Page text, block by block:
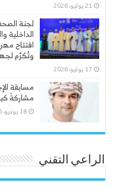
21 يوليو، 2026
لجنة
الداخلية
وتُكرَّم
17 يوليو، 2026
مسابقة
مشاركةً
18 يونيو، 2026
الراعي التقني